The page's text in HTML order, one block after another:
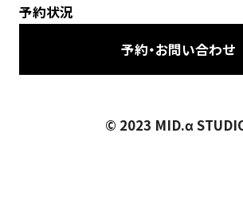
予約状況
予約・お問い合わせ
© 2023 MID.α